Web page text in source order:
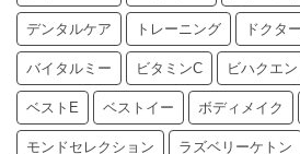
デンタルケア トレーニング ドクタ
バイタルミー ビタミンC ビハクエン
ベストE ベストイー ボディメイク
モンドセレクション ラズベリーケトン